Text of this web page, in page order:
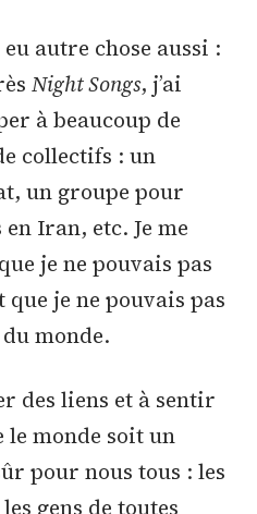
autre chose aussi :
Night Songs, j’ai
à beaucoup de
collectifs : un
un groupe pour
Iran, etc. Je me
je ne pouvais pas
que je ne pouvais pas
monde.
des liens et à sentir
le monde soit un
pour nous tous : les
gens de toutes